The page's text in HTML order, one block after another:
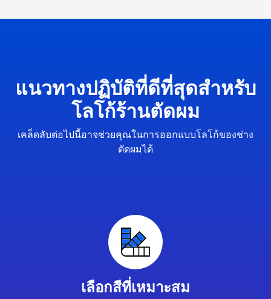
แนวทางปฏิบัติที่ดีที่สุดสำหรับ
โลโก้ร้านตัดผม
เคล็ดลับต่อไปนี้อาจช่วยคุณในการออกแบบโลโก้ของช่าง
ตัดผมได้
เลือกสีที่เหมาะสม